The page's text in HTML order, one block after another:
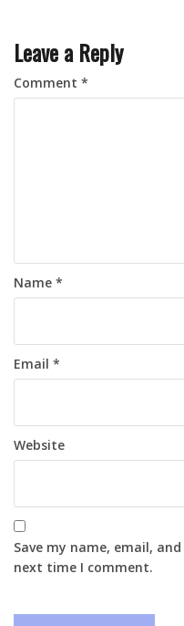
Leave a Reply
Comment *
Name *
Email *
Website
Save my name, email,
next time I comment.